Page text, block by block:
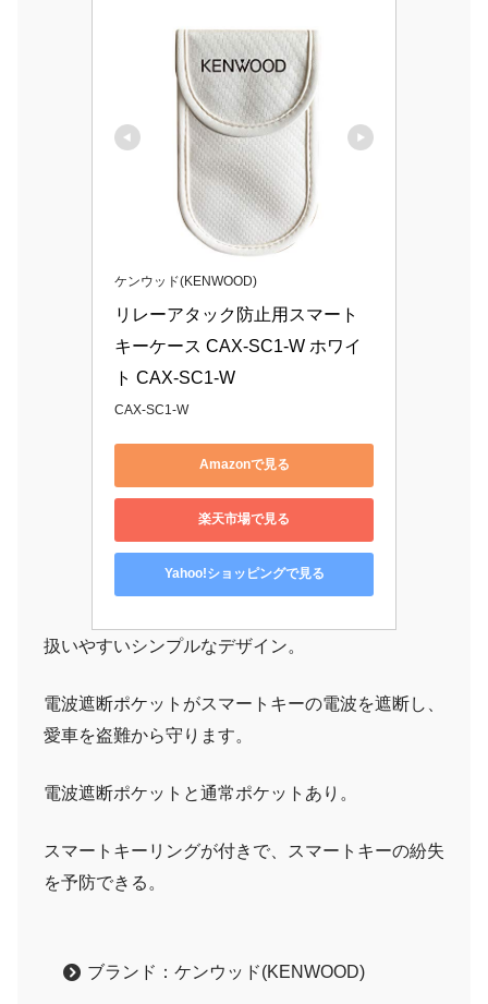
ケンウッド(KENWOOD)
リレーアタック防止用スマート
キーケース CAX-SC1-W ホワイ
ト CAX-SC1-W
CAX-SC1-W
Amazonで見る
楽天市場で見る
Yahoo!ショッピングで見る
扱いやすいシンプルなデザイン。
電波遮断ポケットがスマートキーの電波を遮断し、
愛車を盗難から守ります。
電波遮断ポケットと通常ポケットあり。
スマートキーリングが付きで、スマートキーの紛失
を予防できる。
ブランド：ケンウッド(KENWOOD)